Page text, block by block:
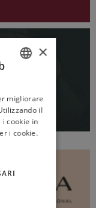
ENGLISH
×
migliorare
il
i cookie in
i cookie.